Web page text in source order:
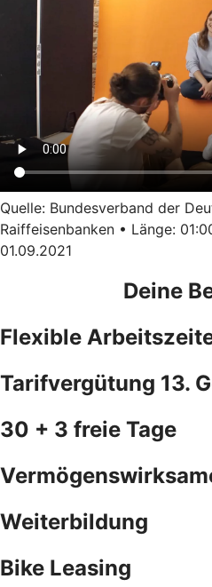
Quelle: Bundesverband der
Raiffeisenbanken • Länge:
01.09.2021
Deine
Flexible
Tarifvergütung 13.
30 + 3 freie Tage
Weiterbildung
Bike Leasing